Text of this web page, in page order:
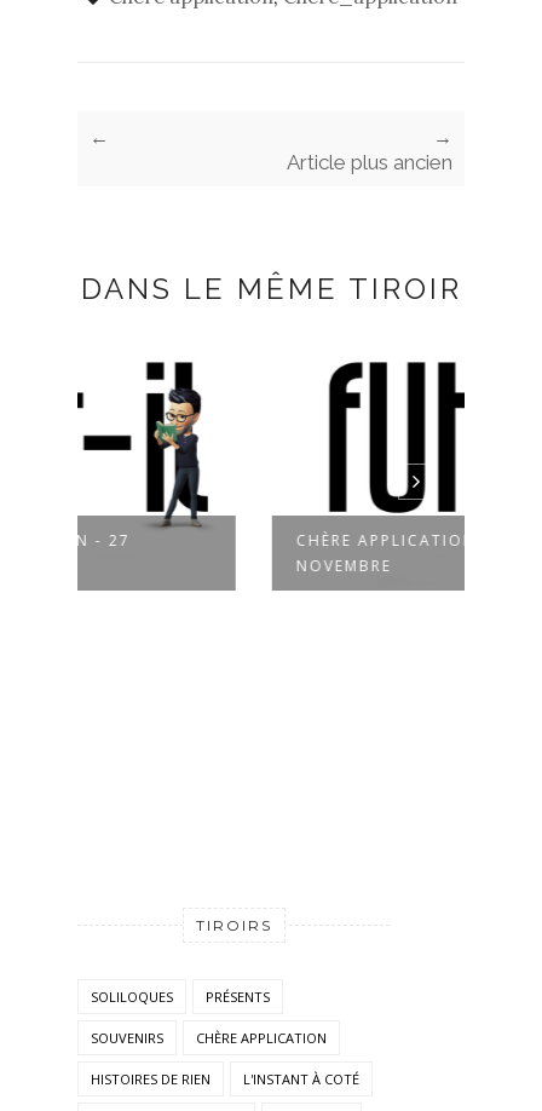
← →
Article plus ancien
DANS LE MÊME TIROIR
CHÈRE APPLICATION - 26
TIROIRS
SOLILOQUES PRÉSENTS
SOUVENIRS CHÈRE APPLICATION
HISTOIRES DE RIEN L'INSTANT À COTÉ